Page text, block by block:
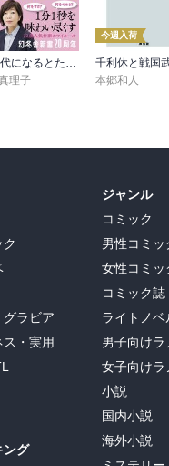
理子
今週入荷
千利休と戦国
本郷和人
ク
グラビア
ス・実用
ング
ジャンル
コミック
男性コミッ
女性コミッ
コミック誌
ライトノベ
男子向けラ
女子向けラ
小説
国内小説
海外小説